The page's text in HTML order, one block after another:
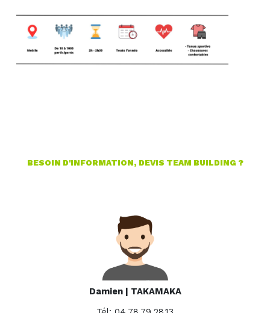
BESOIN D'INFORMATION, DEVIS TEAM BUILDING ?
Damien | TAKAMAKA